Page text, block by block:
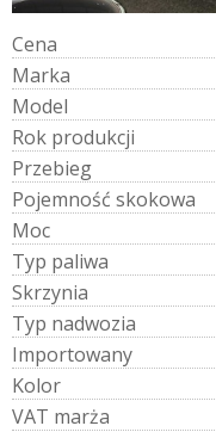
Cena
Marka
Model
Rok produkcji
Przebieg
Pojemność skokowa
Moc
Typ paliwa
Skrzynia
Typ nadwozia
Importowany
Kolor
VAT marża